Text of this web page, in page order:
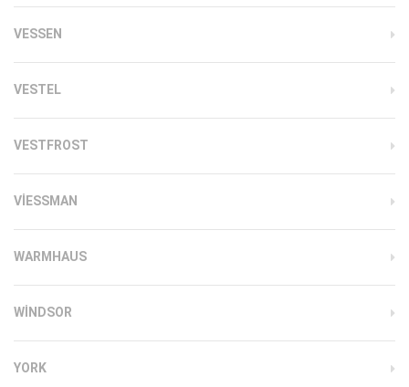
VESSEN
VESTEL
VESTFROST
VIESSMAN
WARMHAUS
WINDSOR
YORK